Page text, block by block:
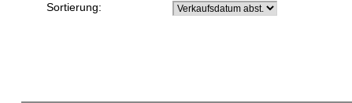
Sortierung: